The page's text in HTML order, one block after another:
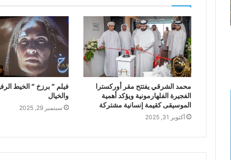
محمد الشرقي يفتتح مقر أوركسترا
الفجيرة الفلهارمونية ويؤكد أهمية
الموسيقى كقيمة إنسانية مشتركة
أكتوبر 31, 2025
فيلم ” برزخ ” الخيط
والخيال
سبتمبر 29, 2025